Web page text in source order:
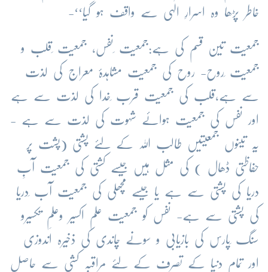
خاطر پڑھا وہ اسرارِ الٰہی سے واقف ہو گیا‘‘-
جمعیت تین قسم کی ہے:جمعیت ِنفس، جمعیت ِقلب و
جمعیت ِروح- روح کی جمعیت مشاہدۂ معراج کی لذت
سے ہے،قلب کی جمعیت قرب ِخدا کی لذت سے ہے
اور نفس کی جمعیت ہوائے شہوت کی لذت سے ہے -
یہ تینوں جمعیتیں طالب اللہ کے لئے پشتی (پشت پر
حفاظتی ڈھال ) کی مثل ہیں جیسے کشتی کی جمعیت آبِ
دریا کی پشتی سے ہے یا جیسے مچھلی کی جمعیت آب ِدریا
کی پشتی سے ہے- نفس کو جمعیت علمِ اکسیر وعلمِ تکسیرو
سنگ ِپارس کی بازیابی و سونے چاندی کی ذخیرہ اندوزی
اور تمام دنیا کے تصرف کے لئے مراقبہ کشی سے حاصل